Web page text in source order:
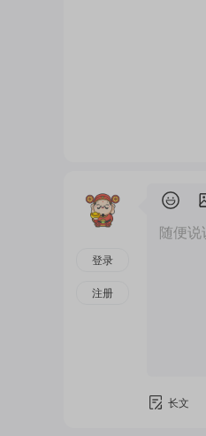
登录
注册
随便说
长文